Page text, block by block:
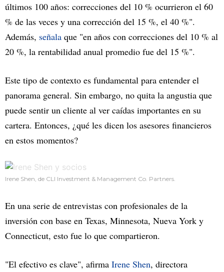
últimos 100 años: correcciones del 10 % ocurrieron el 60
% de las veces y una corrección del 15 %, el 40 %".
Además, señala que "en años con correcciones del 10 % al
20 %, la rentabilidad anual promedio fue del 15 %".
Este tipo de contexto es fundamental para entender el
panorama general. Sin embargo, no quita la angustia que
puede sentir un cliente al ver caídas importantes en su
cartera. Entonces, ¿qué les dicen los asesores financieros
en estos momentos?
Irene Shen, de CLI Investment & Management Co. Partners.
En una serie de entrevistas con profesionales de la
inversión con base en Texas, Minnesota, Nueva York y
Connecticut, esto fue lo que compartieron.
"El efectivo es clave", afirma Irene Shen, directora